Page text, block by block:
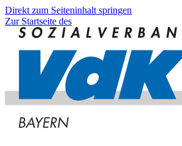
Direkt zum Seiteninhalt springen
Zur Startseite des